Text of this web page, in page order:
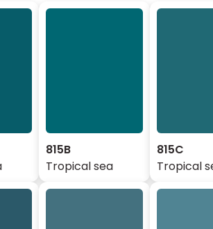
815B
Tropical sea
815C
Tropical